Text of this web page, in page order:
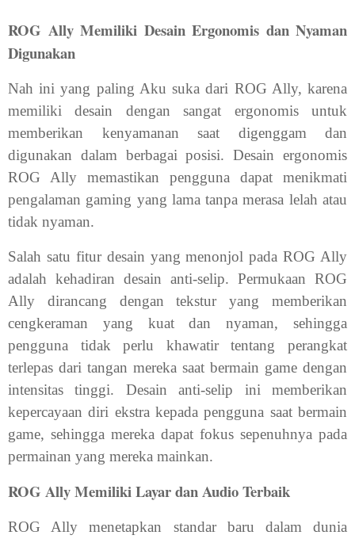
ROG Ally Memiliki Desain Ergonomis dan Nyaman
Digunakan
Nah ini yang paling Aku suka dari ROG Ally, karena
memiliki desain dengan sangat ergonomis untuk
memberikan kenyamanan saat digenggam dan
digunakan dalam berbagai posisi. Desain ergonomis
ROG Ally memastikan pengguna dapat menikmati
pengalaman gaming yang lama tanpa merasa lelah atau
tidak nyaman.
Salah satu fitur desain yang menonjol pada ROG Ally
adalah kehadiran desain anti-selip. Permukaan ROG
Ally dirancang dengan tekstur yang memberikan
cengkeraman yang kuat dan nyaman, sehingga
pengguna tidak perlu khawatir tentang perangkat
terlepas dari tangan mereka saat bermain game dengan
intensitas tinggi. Desain anti-selip ini memberikan
kepercayaan diri ekstra kepada pengguna saat bermain
game, sehingga mereka dapat fokus sepenuhnya pada
permainan yang mereka mainkan.
ROG Ally Memiliki Layar dan Audio Terbaik
ROG Ally menetapkan standar baru dalam dunia